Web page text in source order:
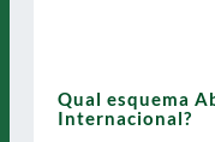
Qual esquema
Internacional?